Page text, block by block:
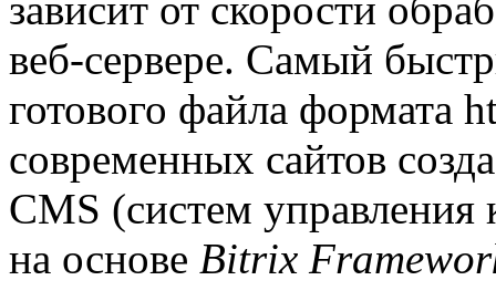
зависит от скорости
веб-сервере. Самый
готового файла формата
современных сайтов
CMS (систем
на основе Bitrix